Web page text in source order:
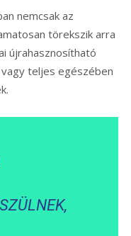
nemcsak az
törekszik arra
újrahasznosítható
teljes egészében